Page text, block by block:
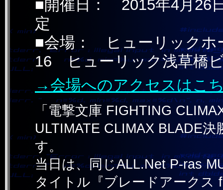
■開催日： 2015年4月26
定
■会場： ヒューリックホ
16 ヒューリック浅草橋
→会場へのアクセスはこ
「電撃文庫 FIGHTING
ULTIMATE CLIMAX BLADE
す。
当日は、同じALL.Net P-ras
タイトル『ブレードアークス